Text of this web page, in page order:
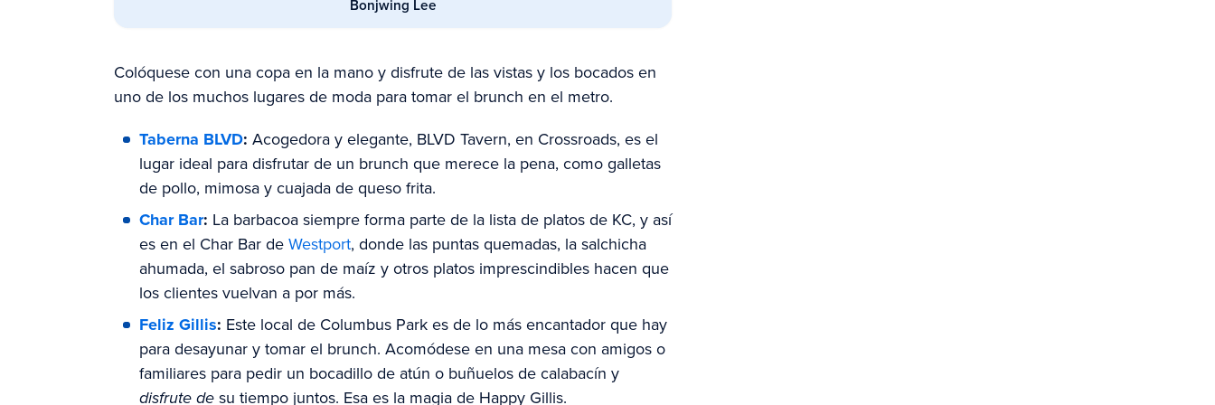
Bonjwing Lee
Colóquese con una copa en la mano y disfrute de las vistas y los bocados en
uno de los muchos lugares de moda para tomar el brunch en el metro.
Taberna BLVD: Acogedora y elegante, BLVD Tavern, en Crossroads, es el
lugar ideal para disfrutar de un brunch que merece la pena, como galletas
de pollo, mimosa y cuajada de queso frita.
Char Bar: La barbacoa siempre forma parte de la lista de platos de KC, y así
es en el Char Bar deWestport, donde las puntas quemadas, la salchicha
ahumada, el sabroso pan de maíz y otros platos imprescindibles hacen que
los clientes vuelvan a por más.
Feliz Gillis: Este local de Columbus Park es de lo más encantador que hay
para desayunar y tomar el brunch. Acomódese en una mesa con amigos o
familiares para pedir un bocadillo de atún o buñuelos de calabacín y
disfrute desu tiempo juntos. Esa es la magia de Happy Gillis.